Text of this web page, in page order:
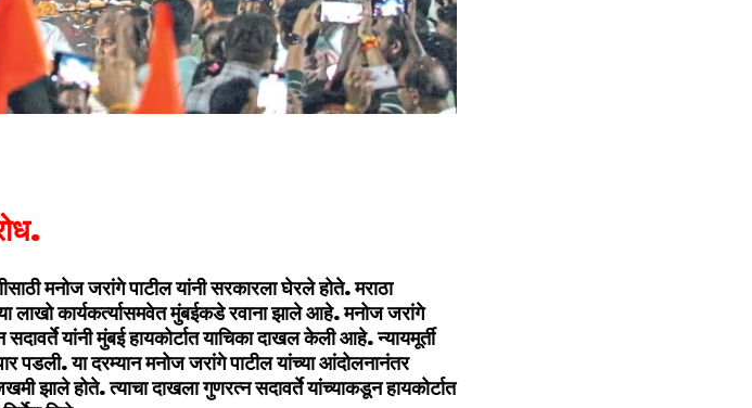
मनोज जरांगे पाटील यांनी सरकारला घेरले होते. मराठा
लाखो कार्यकर्त्यासमवेत मुंबईकडे रवाना झाले आहे. मनोज जरांगे
यांनी मुंबई हायकोर्टात याचिका दाखल केली आहे. न्यायमूर्ती
पडली. या दरम्यान मनोज जरांगे पाटील यांच्या आंदोलनानंतर
झाले होते. त्याचा दाखला गुणरत्न सदावर्ते यांच्याकडून हायकोर्टात